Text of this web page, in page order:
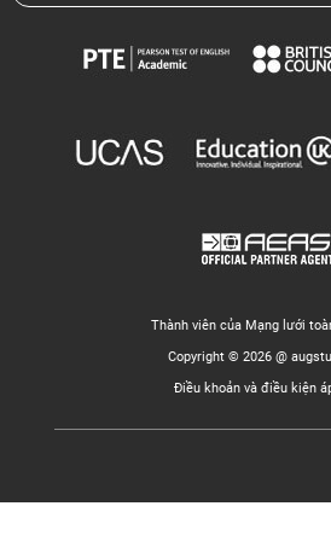
Thành viên của Mạng lưới
Copyright © 2026 @
Điều khoản và điều kiện